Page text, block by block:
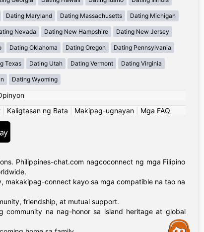
Dating Maryland Dating Massachusetts Dating Michigan
Nevada Dating New Hampshire Dating New Jersey
Dating Oklahoma Dating Oregon Dating Pennsylvania
Texas Dating Utah Dating Vermont Dating Virginia
Dating Wyoming
Kaligtasan ng Bata Makipag-ugnayan Mga FAQ
Philippines-chat.com nagcoconnect ng mga Filipino
makakipag-connect kayo sa mga compatible na tao na
friendship, at mutual support.
community na nag-honor sa island heritage at global